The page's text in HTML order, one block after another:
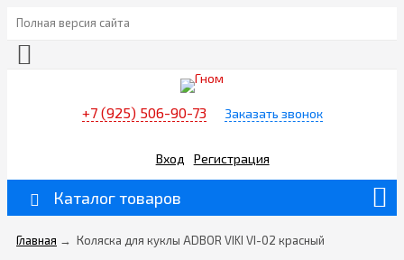
Полная версия сайта
+7 (925) 506-90-73 Заказать звонок
Вход Регистрация
Каталог товаров
Главная → Коляска для куклы ADBOR VIKI VI-02 красный